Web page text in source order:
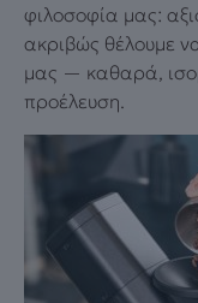
φιλοσοφία μας:
ακριβώς θέλουμε
μας — καθαρά,
προέλευση.